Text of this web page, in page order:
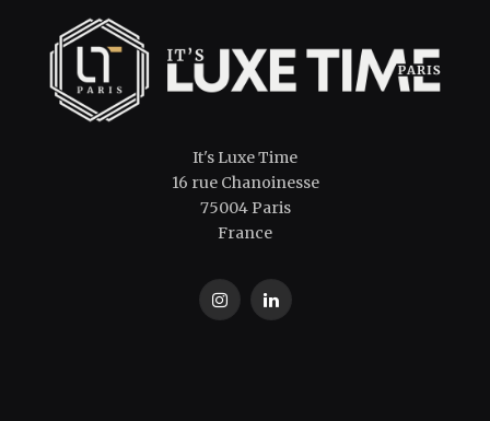
It's Luxe Time
16 rue Chanoinesse
75004 Paris
France
InstagramLinkedIn